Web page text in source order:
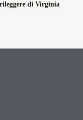
di Virginia